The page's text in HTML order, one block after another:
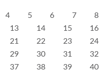
4 5 6 7
8
13 14 15
16
21 22 23
24
29 30 31
32
37 38 39 40